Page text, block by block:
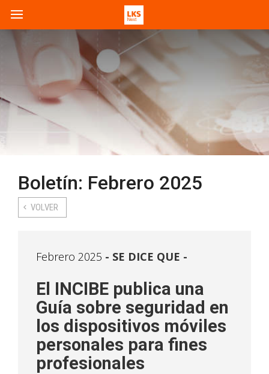
Boletín: Febrero 2025
VOLVER
Febrero 2025 SE DICE QUE -
El INCIBE publica una
Guía sobre seguridad en
los dispositivos móviles
personales para fines
profesionales